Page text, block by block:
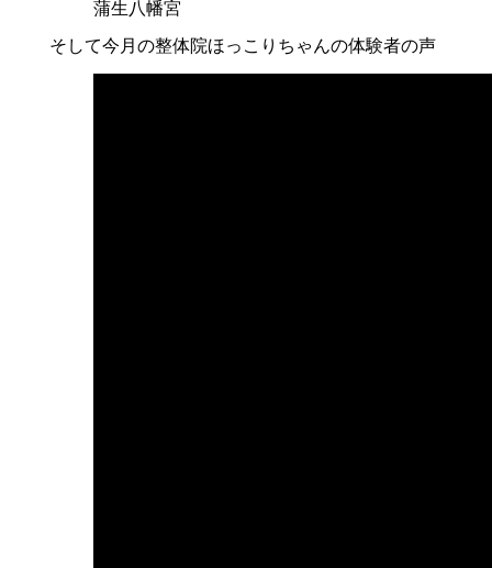
蒲生八幡宮
そして今月の整体院ほっこりちゃんの体験者の声